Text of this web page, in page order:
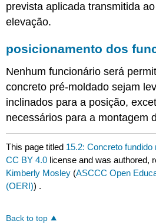
prevista aplicada transmitida
elevação.
posicionamento dos
Nenhum funcionário será
concreto pré-moldado sejam
inclinados para a posição,
necessários para a montagem
This page titled 15.2: Concreto fundido
CC BY 4.0 license and was authored,
Kimberly Mosley (ASCCC Open
(OERI)) .
Back to top